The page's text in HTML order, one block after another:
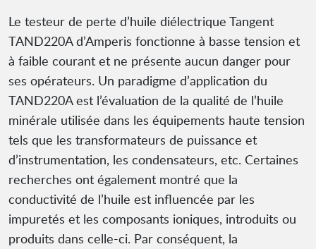
Le testeur de perte d’huile diélectrique Tangent
TAND220A d’Amperis fonctionne à basse tension et
à faible courant et ne présente aucun danger pour
ses opérateurs. Un paradigme d’application du
TAND220A est l’évaluation de la qualité de l’huile
minérale utilisée dans les équipements haute tension
tels que les transformateurs de puissance et
d’instrumentation, les condensateurs, etc. Certaines
recherches ont également montré que la
conductivité de l’huile est influencée par les
impuretés et les composants ioniques, introduits ou
produits dans celle-ci. Par conséquent, la